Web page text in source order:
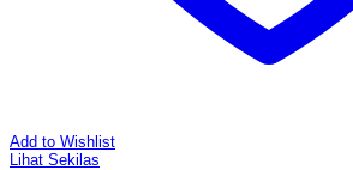
Add to Wishlist
Lihat Sekilas